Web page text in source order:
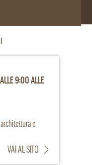
9:00 ALLE
e
VAI AL SITO